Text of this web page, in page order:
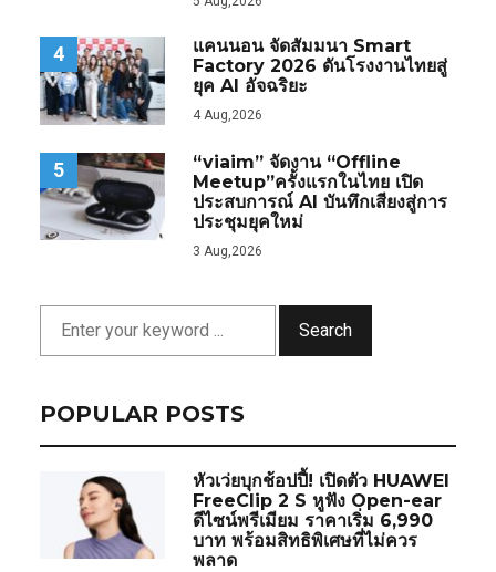
4
แคนนอน จัดสัมมนา Smart
Factory 2026 ดันโรงงานไทยสู่
ยุค AI อัจฉริยะ
4 Aug,2026
5
“viaim” จัดงาน “Offline
Meetup”ครั้งแรกในไทย เปิด
ประสบการณ์ AI บันทึกเสียงสู่การ
ประชุมยุคใหม่
3 Aug,2026
Search
POPULAR POSTS
หัวเว่ยบุกช้อปปี้! เปิดตัว HUAWEI
FreeClip 2 S หูฟัง Open-ear
ดีไซน์พรีเมียม ราคาเริ่ม 6,990
บาท พร้อมสิทธิพิเศษที่ไม่ควร
พลาด